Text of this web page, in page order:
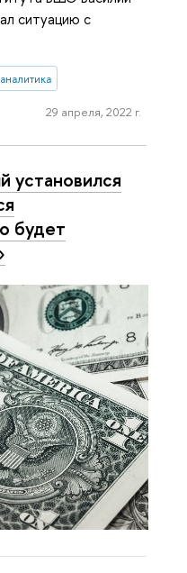
ситуацию с
29 апреля, 2022 г.
установился
будет